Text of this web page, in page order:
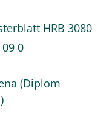
HRB 3080
0
(Diplom